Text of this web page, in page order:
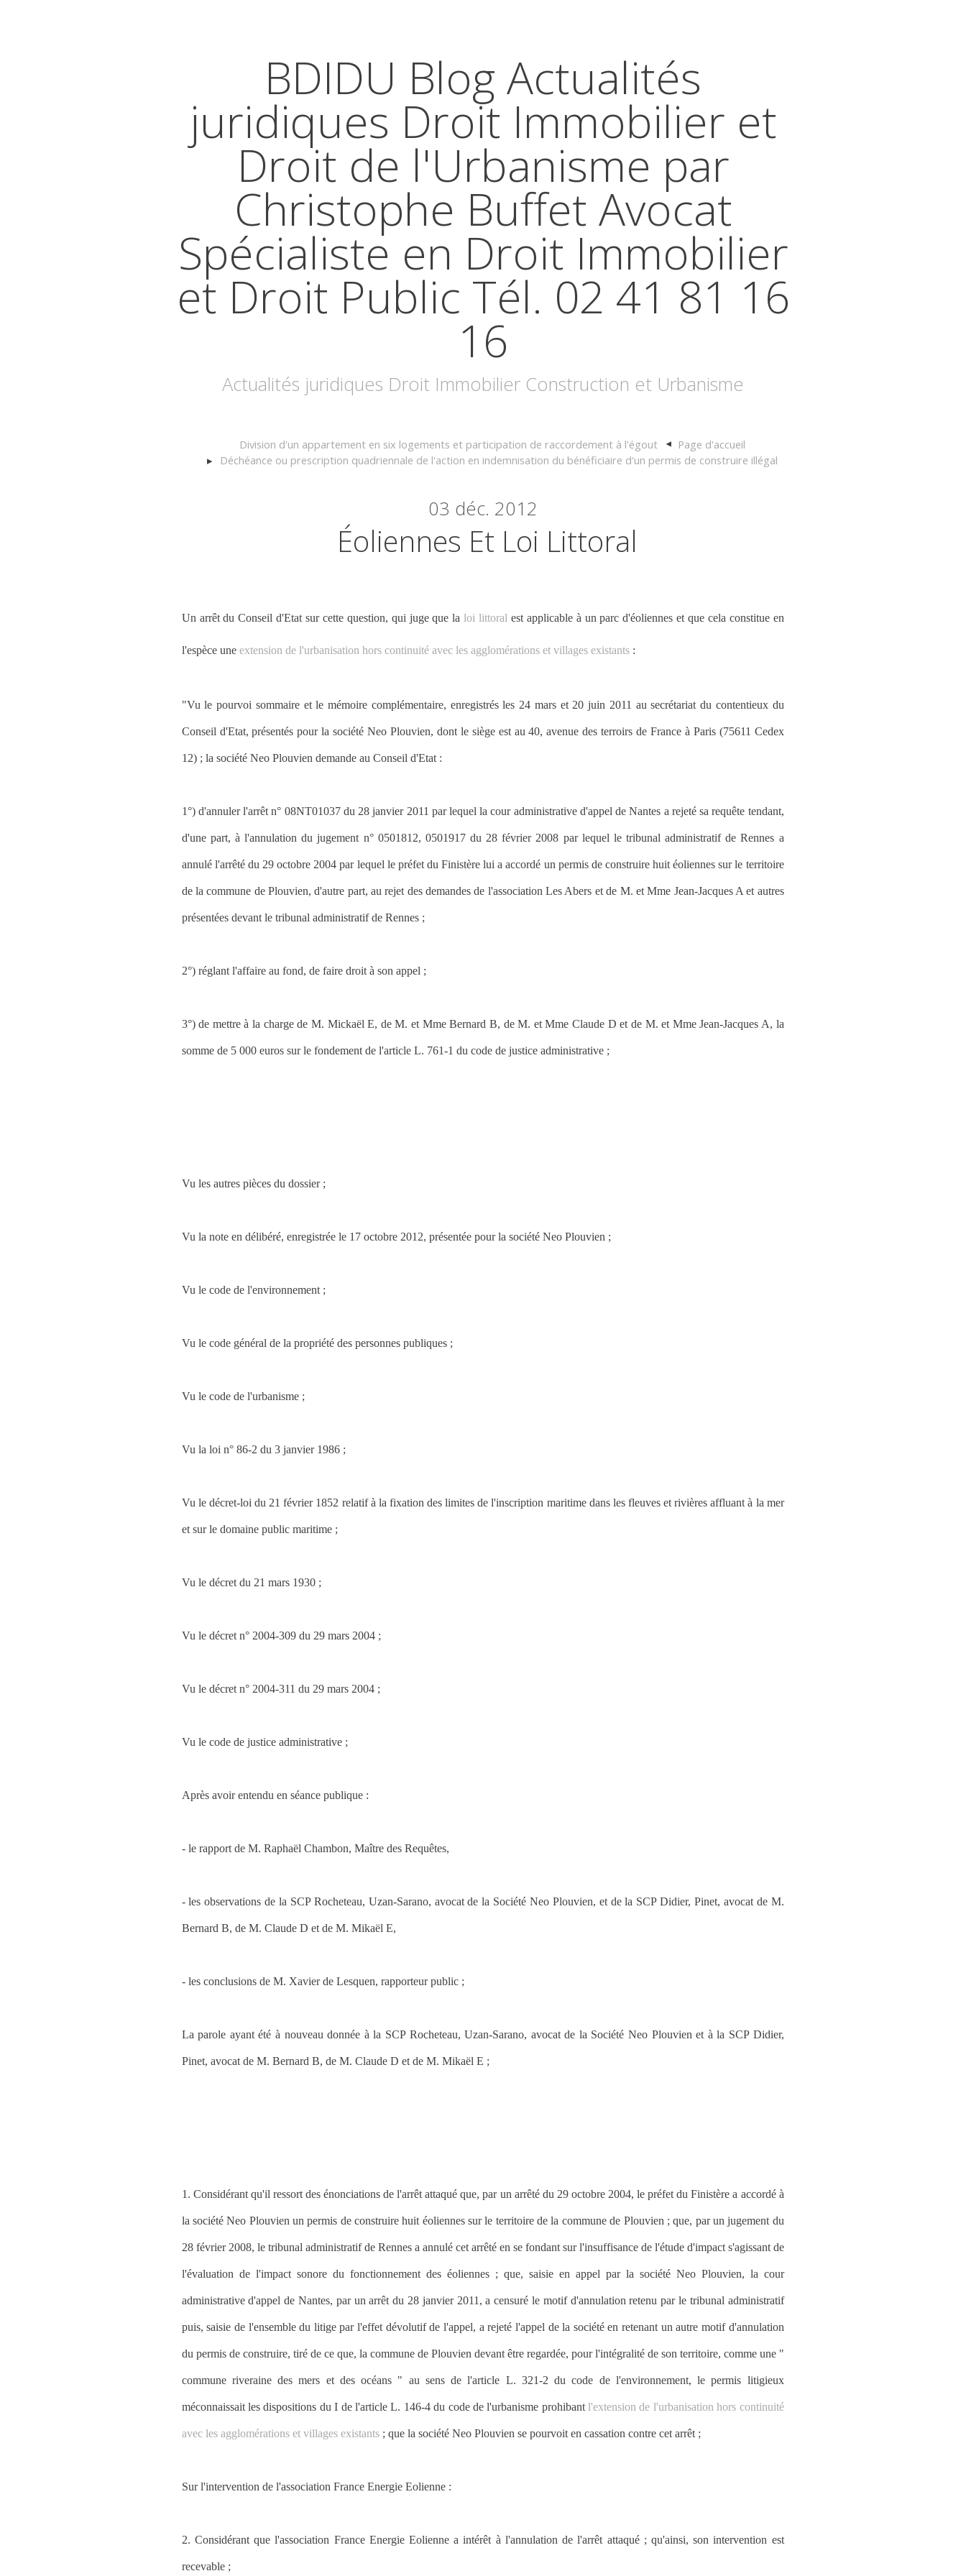
BDIDU Blog Actualités
juridiques Droit Immobilier et
Droit de l'Urbanisme par
Christophe Buffet Avocat
Spécialiste en Droit Immobilier
et Droit Public Tél. 02 41 81 16
16
Actualités juridiques Droit Immobilier Construction et Urbanisme
Division d'un appartement en six logements et participation de raccordement à l'égout
Page d'accueil
Déchéance ou prescription quadriennale de l'action en indemnisation du bénéficiaire d'un permis de construire illégal
03 déc. 2012
Éoliennes Et Loi Littoral
Un arrêt du Conseil d'Etat sur cette question, qui juge que laloi littoral est applicable à un parc d'éoliennes et que cela constitue en
l'espèce une extension de l'urbanisation hors continuité avec les agglomérations et villages existants:
"Vu le pourvoi sommaire et le mémoire complémentaire, enregistrés les 24 mars et 20 juin 2011 au secrétariat du contentieux du
Conseil d'Etat, présentés pour la société Neo Plouvien, dont le siège est au 40, avenue des terroirs de France à Paris (75611 Cedex
12) ; la société Neo Plouvien demande au Conseil d'Etat :
1°) d'annuler l'arrêt n° 08NT01037 du 28 janvier 2011 par lequel la cour administrative d'appel de Nantes a rejeté sa requête tendant,
d'une part, à l'annulation du jugement n° 0501812, 0501917 du 28 février 2008 par lequel le tribunal administratif de Rennes a
annulé l'arrêté du 29 octobre 2004 par lequel le préfet du Finistère lui a accordé un permis de construire huit éoliennes sur le territoire
de la commune de Plouvien, d'autre part, au rejet des demandes de l'association Les Abers et de M. et Mme Jean-Jacques A et autres
présentées devant le tribunal administratif de Rennes ;
2°) réglant l'affaire au fond, de faire droit à son appel ;
3°) de mettre à la charge de M. Mickaël E, de M. et Mme Bernard B, de M. et Mme Claude D et de M. et Mme Jean-Jacques A, la
somme de 5 000 euros sur le fondement de l'article L. 761-1 du code de justice administrative ;
Vu les autres pièces du dossier ;
Vu la note en délibéré, enregistrée le 17 octobre 2012, présentée pour la société Neo Plouvien ;
Vu le code de l'environnement ;
Vu le code général de la propriété des personnes publiques ;
Vu le code de l'urbanisme ;
Vu la loi n° 86-2 du 3 janvier 1986 ;
Vu le décret-loi du 21 février 1852 relatif à la fixation des limites de l'inscription maritime dans les fleuves et rivières affluant à la mer
et sur le domaine public maritime ;
Vu le décret du 21 mars 1930 ;
Vu le décret n° 2004-309 du 29 mars 2004 ;
Vu le décret n° 2004-311 du 29 mars 2004 ;
Vu le code de justice administrative ;
Après avoir entendu en séance publique :
- le rapport de M. Raphaël Chambon, Maître des Requêtes,
- les observations de la SCP Rocheteau, Uzan-Sarano, avocat de la Société Neo Plouvien, et de la SCP Didier, Pinet, avocat de M.
Bernard B, de M. Claude D et de M. Mikaël E,
- les conclusions de M. Xavier de Lesquen, rapporteur public ;
La parole ayant été à nouveau donnée à la SCP Rocheteau, Uzan-Sarano, avocat de la Société Neo Plouvien et à la SCP Didier,
Pinet, avocat de M. Bernard B, de M. Claude D et de M. Mikaël E ;
1. Considérant qu'il ressort des énonciations de l'arrêt attaqué que, par un arrêté du 29 octobre 2004, le préfet du Finistère a accordé à
la société Neo Plouvien un permis de construire huit éoliennes sur le territoire de la commune de Plouvien ; que, par un jugement du
28 février 2008, le tribunal administratif de Rennes a annulé cet arrêté en se fondant sur l'insuffisance de l'étude d'impact s'agissant de
l'évaluation de l'impact sonore du fonctionnement des éoliennes ; que, saisie en appel par la société Neo Plouvien, la cour
administrative d'appel de Nantes, par un arrêt du 28 janvier 2011, a censuré le motif d'annulation retenu par le tribunal administratif
puis, saisie de l'ensemble du litige par l'effet dévolutif de l'appel, a rejeté l'appel de la société en retenant un autre motif d'annulation
du permis de construire, tiré de ce que, la commune de Plouvien devant être regardée, pour l'intégralité de son territoire, comme une "
commune riveraine des mers et des océans " au sens de l'article L. 321-2 du code de l'environnement, le permis litigieux
méconnaissait les dispositions du I de l'article L. 146-4 du code de l'urbanisme prohibantl'extension de l'urbanisation hors continuité
avec les agglomérations et villages existants; que la société Neo Plouvien se pourvoit en cassation contre cet arrêt ;
Sur l'intervention de l'association France Energie Eolienne :
2. Considérant que l'association France Energie Eolienne a intérêt à l'annulation de l'arrêt attaqué ; qu'ainsi, son intervention est
recevable ;